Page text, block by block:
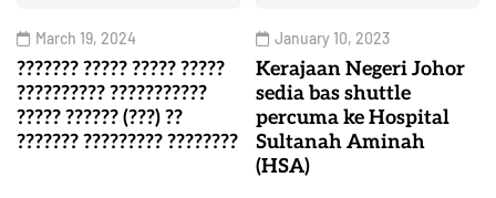
March 19, 2024
??????? ????? ????? ?????
?????????? ???????????
????? ?????? (???) ??
??????? ????????? ????????
January 10, 2023
Kerajaan Negeri Johor
sedia bas shuttle
percuma ke Hospital
Sultanah Aminah
(HSA)